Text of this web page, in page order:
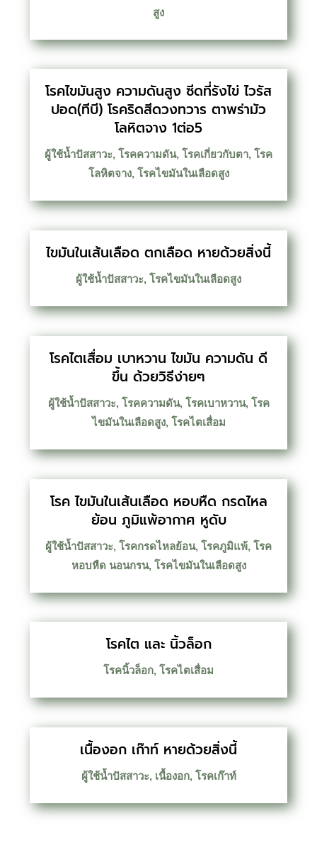
สูง
โรคไขมันสูง ความดันสูง ซีดที่รังไข่ ไวรัส
ปอด(ทีบี) โรคริดสีดวงทวาร ตาพร่ามัว
โลหิตจาง 1ต่อ5
ผู้ใช้น้ำปัสสาวะ, โรคความดัน, โรคเกี่ยวกับตา, โรค
โลหิตจาง, โรคไขมันในเลือดสูง
ไขมันในเส้นเลือด ตกเลือด หายด้วยสิ่งนี้
ผู้ใช้น้ำปัสสาวะ, โรคไขมันในเลือดสูง
โรคไตเสื่อม เบาหวาน ไขมัน ความดัน ดี
ขึ้น ด้วยวิธีง่ายๆ
ผู้ใช้น้ำปัสสาวะ, โรคความดัน, โรคเบาหวาน, โรค
ไขมันในเลือดสูง, โรคไตเสื่อม
โรค ไขมันในเส้นเลือด หอบหืด กรดไหล
ย้อน ภูมิแพ้อากาศ หูดับ
ผู้ใช้น้ำปัสสาวะ, โรคกรดไหลย้อน, โรคภูมิแพ้, โรค
หอบหืด นอนกรน, โรคไขมันในเลือดสูง
โรคไต และ นิ้วล็อก
โรคนิ้วล็อก, โรคไตเสื่อม
เนื้องอก เก๊าท์ หายด้วยสิ่งนี้
ผู้ใช้น้ำปัสสาวะ, เนื้องอก, โรคเก๊าท์